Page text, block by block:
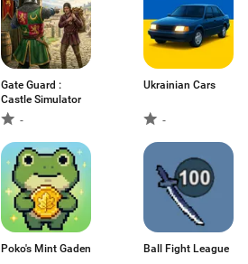
Gate Guard :
Castle Simulator
-
Ukrainian Cars
-
Poko's Mint Gaden Ball Fight League